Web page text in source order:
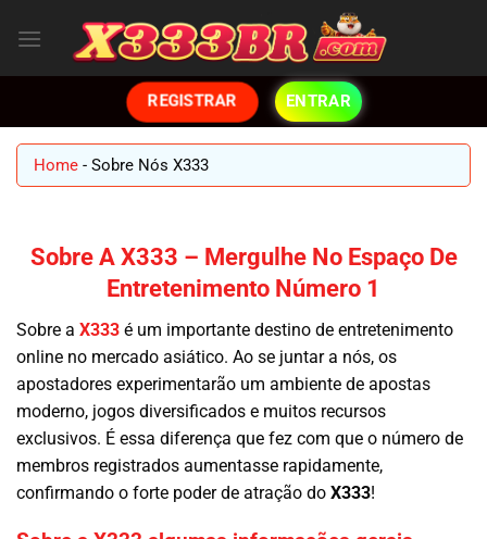
REGISTRAR ENTRAR
Home - Sobre Nós X333
Sobre A X333 – Mergulhe No Espaço De
Entretenimento Número 1
Sobre a X333 é um importante destino de entretenimento
online no mercado asiático. Ao se juntar a nós, os
apostadores experimentarão um ambiente de apostas
moderno, jogos diversificados e muitos recursos
exclusivos. É essa diferença que fez com que o número de
membros registrados aumentasse rapidamente,
confirmando o forte poder de atração do X333!